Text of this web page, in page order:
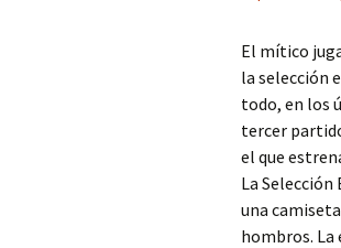
El mítico
la selección
todo, en los
tercer
el que
La
una
hombros. La